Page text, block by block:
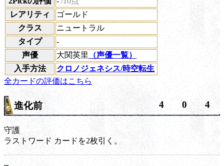
レアリティ
ゴールド
クラス
ニュートラル
タイプ
-
声優
大関英里
（声優一覧）
入手方法
クロノジェネシス/時空転生
全カードの評価はこちら
進化前 4 0 4
守護
ラストワード カードを2枚引く。